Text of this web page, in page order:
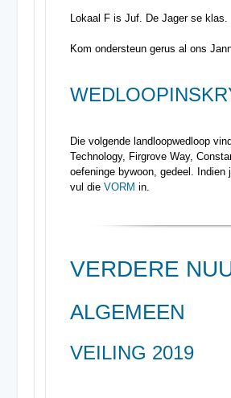
Lokaal F is Juf. De Jager se klas.
Kom ondersteun gerus al ons
Die volgende landloopwedloop
Technology, Firgrove Way,
oefeninge bywoon, gedeel.
vul dieVORM in.
VERDERE
ALGEMEEN
VEILING 2019